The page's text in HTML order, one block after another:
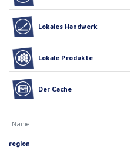
Lokales Handwerk
Lokale Produkte
Der Cache
region